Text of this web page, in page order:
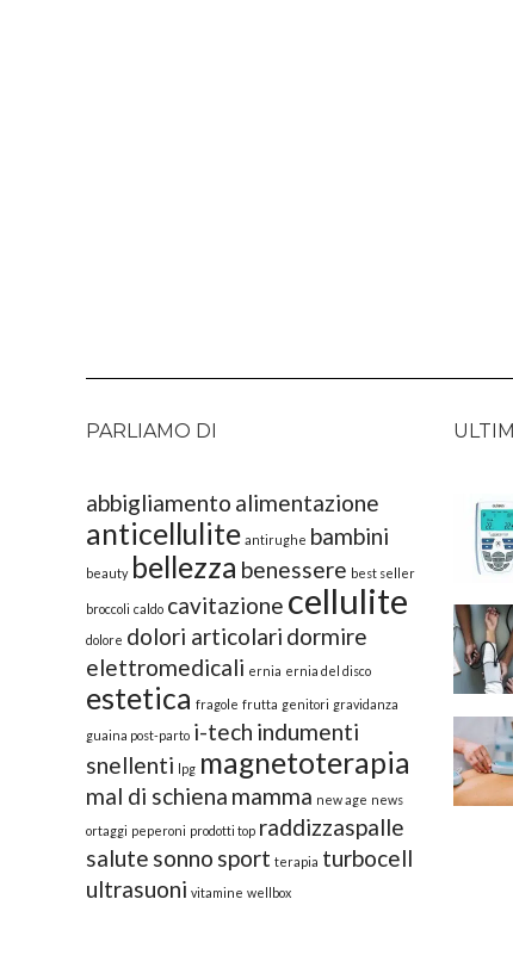
PARLIAMO DI
abbigliamento alimentazione
anticellulite antirughe bambini
beauty bellezza benessere best seller
broccoli caldo cavitazione cellulite
dolore dolori articolari dormire
elettromedicali ernia ernia del disco
estetica fragole frutta genitori gravidanza
guaina post-parto i-tech indumenti
snellenti lpg magnetoterapia
mal di schiena mamma new age news
ortaggi peperoni prodotti top raddizzaspalle
salute sonno sport terapia turbocell
ultrasuoni vitamine wellbox